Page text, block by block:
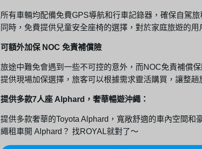
未滿20歲可以在沖繩租車嗎？
沖繩租車有罰單要怎麼繳？
如果我在gogoout預訂了車款，但往沖繩的航班或船班
在沖繩要怎麼加油？
沖繩租車自駕旅遊點推薦
美麗海水族館（Churaumi Aquarium）
沖繩JUNGLIA樂園
古宇利島
所有車輛均配備免費GPS導航和行車記錄器，確保自駕旅
同時，免費提供兒童安全座椅的選擇，對於家庭旅遊的
可額外加保 NOC 免責補償險
旅途中難免會遇到一些不可控的意外，而NOC免責補償
提供現場加保選擇，旅客可以根據需求靈活購買，讓整趟
提供多款7人座 Alphard，奢華暢遊沖繩：
提供多款奢華的Toyota Alphard，寬敞舒適的車內空間和
繩租車開 Alphard？ 找ROYAL就對了～